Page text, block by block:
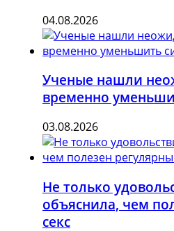
04.08.2026
Ученые нашли
временно
03.08.2026
Не только
объяснила, чем
секс